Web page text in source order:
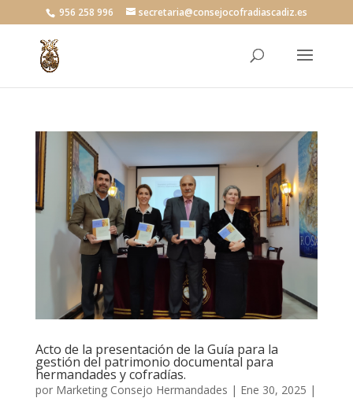
956 258 996 secretaria@consejocofradiascadiz.es
Acto de la presentación de la Guía para la
gestión del patrimonio documental para
hermandades y cofradías.
por Marketing Consejo Hermandades | Ene 30, 2025 |